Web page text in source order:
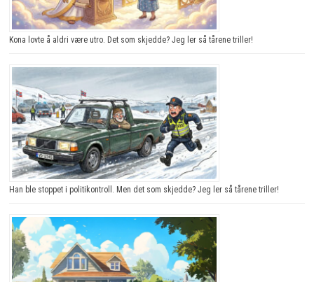
Kona lovte å aldri være utro. Det som skjedde? Jeg ler så tårene triller!
Han ble stoppet i politikontroll. Men det som skjedde? Jeg ler så tårene triller!